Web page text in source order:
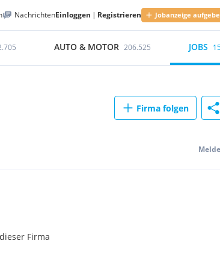
NachrichtenEinloggen | Registrieren Jobanzeige
AUTO & MOTOR 206.525 JOBS
Firma folgen
Firma